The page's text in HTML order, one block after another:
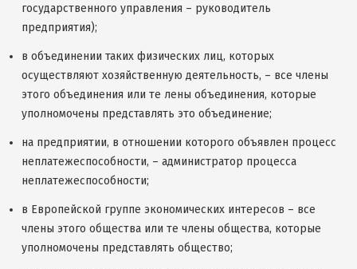
государственного управления – руководитель
предприятия);
в объединении таких физических лиц, которых
осуществляют хозяйственную деятельность, – все члены
этого объединения или те лены объединения, которые
уполномочены представлять это объединение;
на предприятии, в отношении которого объявлен процесс
неплатежеспособности, – администратор процесса
неплатежеспособности;
в Европейской группе экономических интересов – все
члены этого общества или те члены общества, которые
уполномочены представлять общество;